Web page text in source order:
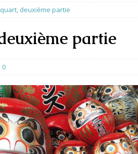
deuxième partie
partie
0